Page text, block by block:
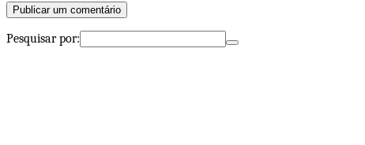
Pesquisar por: